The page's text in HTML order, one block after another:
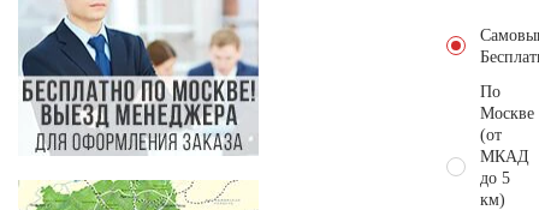
По
Москве
(от
МКАД
до 5
км)